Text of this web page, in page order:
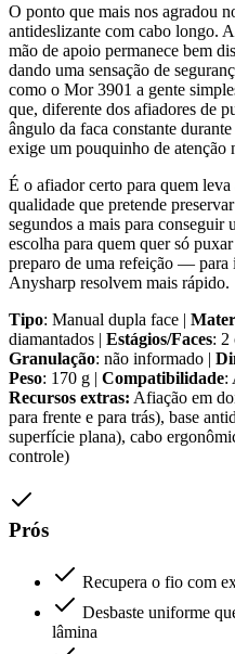
O ponto que mais nos agradou
antideslizante com cabo longo.
mão de apoio permanece bem
dando uma sensação de
como o Mor 3901 a gente
que, diferente dos afiadores de
ângulo da faca constante
exige um pouquinho de atenção
É o afiador certo para quem
qualidade que pretende
segundos a mais para
escolha para quem quer só
preparo de uma refeição — para
Anysharp resolvem mais rápido.
Tipo: Manual dupla face |
diamantados | Estágios/Faces: 2
Granulação: não informado |
Peso: 170 g | Compatibilidade:
Recursos extras: Afiação em
para frente e para trás), base
superfície plana), cabo
controle)
Prós
Recupera o fio com
Desbaste uniforme
lâmina